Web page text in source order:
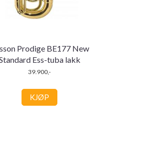
Prodige BE177 New
Ess-tuba lakk
39.900,-
KJØP